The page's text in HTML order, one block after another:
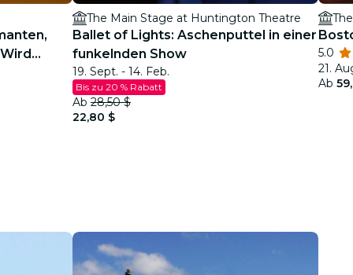
The Main Stage at Huntington Theatre
Ballet of Lights: Aschenputtel in einer
funkelnden Show
19. Sept. - 14. Feb.
Bis zu 20 % Rabatt
Ab 28,50 $
22,80 $
5.0
21.
Ab